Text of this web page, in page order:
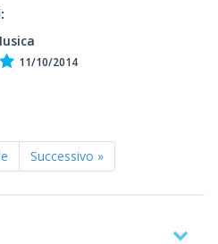
11/10/2014
Successivo »